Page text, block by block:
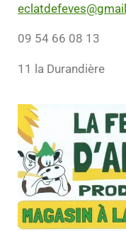
09 54 66 08 13
11 la Durandière